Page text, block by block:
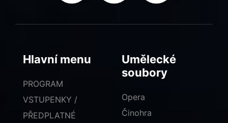
Hlavní menu
PROGRAM
VSTUPENKY /
PŘEDPLATNÉ
Umělecké
soubory
Opera
Činohra